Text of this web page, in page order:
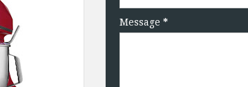
Message *